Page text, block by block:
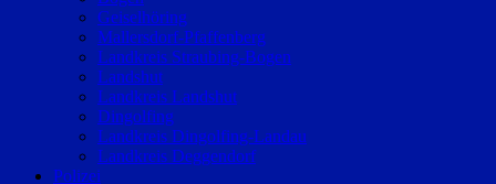
Geiselhöring
Mallersdorf-Pfaffenberg
Landkreis Straubing-Bogen
Landshut
Landkreis Landshut
Dingolfing
Landkreis Dingolfing-Landau
Landkreis Deggendorf
Polizei